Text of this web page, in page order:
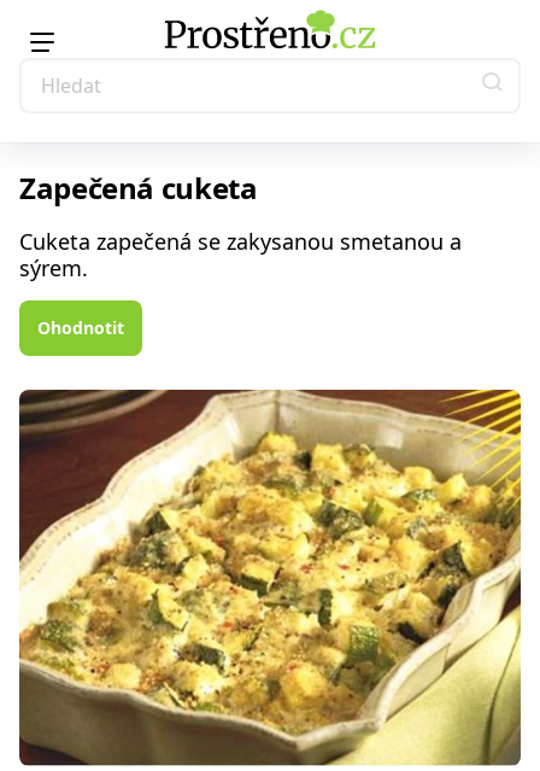
Zapečená cuketa
Cuketa zapečená se zakysanou smetanou a
sýrem.
Ohodnotit